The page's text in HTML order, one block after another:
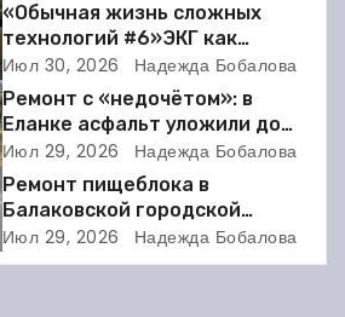
«Обычная жизнь сложных
технологий #6»ЭКГ как
искусство: когда ритм жизни
требует расшифровки
Июл 30, 2026 Надежда Бобалова
Ремонт с «недочётом»: в
Еланке асфальт уложили до
школы, но не дошли 30 метров
Июл 29, 2026 Надежда Бобалова
Ремонт пищеблока в
Балаковской городской
клинической больнице
выходит на финишную прямую
Июл 29, 2026 Надежда Бобалова